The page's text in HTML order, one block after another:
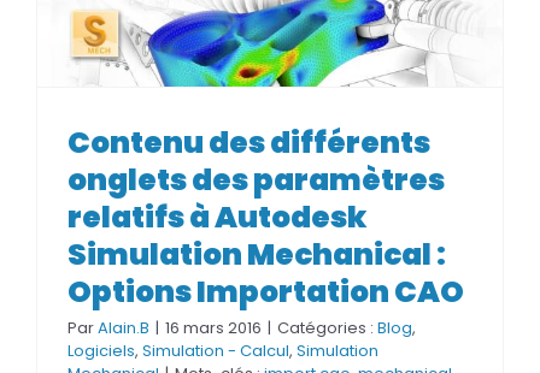
Contenu des différents onglets
Autodesk Simulation
Mechanical : Options
Importation CAO
Contenu des différents
onglets des paramètres
relatifs à Autodesk
Simulation Mechanical :
Options Importation CAO
ParAlain.B | 16 mars 2016 | Catégories : Blog,
Logiciels, Simulation - Calcul, Simulation